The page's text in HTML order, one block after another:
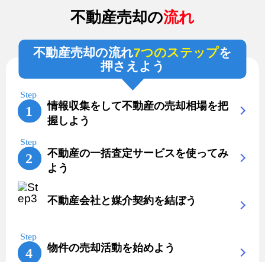
不動産売却の流れ
不動産売却の流れ7つのステップを
押さえよう
情報収集をして不動産の売却相場を把
握しよう
不動産の一括査定サービスを使ってみ
よう
不動産会社と媒介契約を結ぼう
物件の売却活動を始めよう